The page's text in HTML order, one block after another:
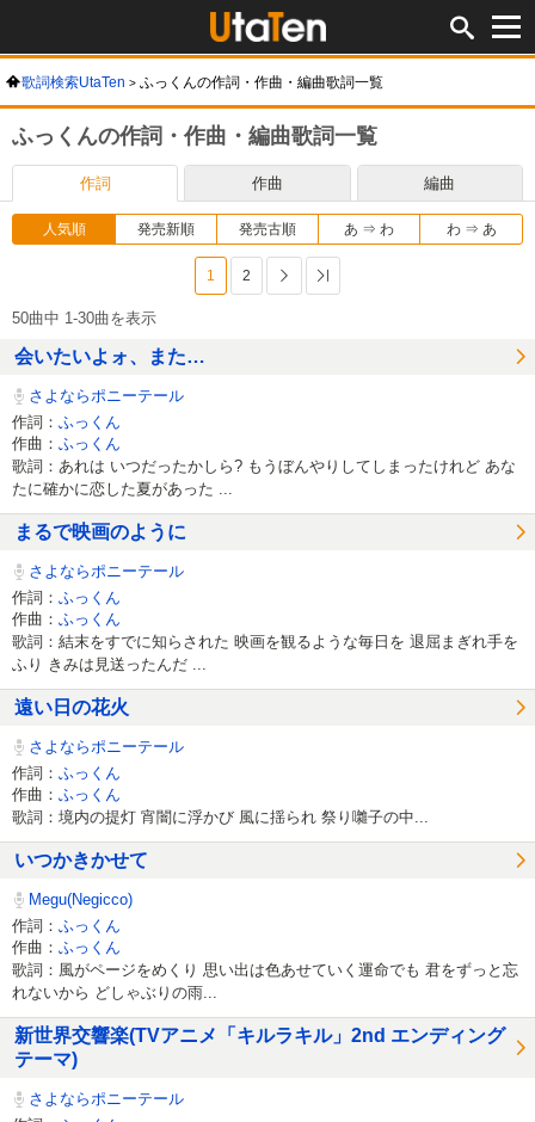
歌詞検索UtaTen ふっくんの作詞・作曲・編曲歌詞一覧
ふっくんの作詞・作曲・編曲歌詞一覧
作詞 作曲 編曲
人気順 発売新順 発売古順 あ ⇒ わ わ ⇒ あ
1 2 次へ
50曲中 1-30曲を表示
会いたいよォ、また…
さよならポニーテール
作詞： ふっくん
作曲： ふっくん
歌詞：あれは いつだったかしら? もうぼんやりしてしまったけれど あな
たに確かに恋した夏があった ...
まるで映画のように
さよならポニーテール
作詞： ふっくん
作曲： ふっくん
歌詞：結末をすでに知らされた 映画を観るような毎日を 退屈まぎれ手を
ふり きみは見送ったんだ ...
遠い日の花火
さよならポニーテール
作詞： ふっくん
作曲： ふっくん
歌詞：境内の提灯 宵闇に浮かび 風に揺られ 祭り囃子の中...
いつかきかせて
Megu(Negicco)
作詞： ふっくん
作曲： ふっくん
歌詞：風がページをめくり 思い出は色あせていく運命でも 君をずっと忘
れないから どしゃぶりの雨...
新世界交響楽(TVアニメ「キルラキル」2nd エンディング
テーマ)
さよならポニーテール